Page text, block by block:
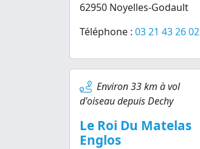
62950 Noyelles-Godault
Téléphone : 03 21 43 26 02
Environ 33 km à vol
d'oiseau depuis Dechy
Le Roi Du Matelas
Englos